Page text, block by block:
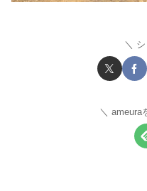
ameura